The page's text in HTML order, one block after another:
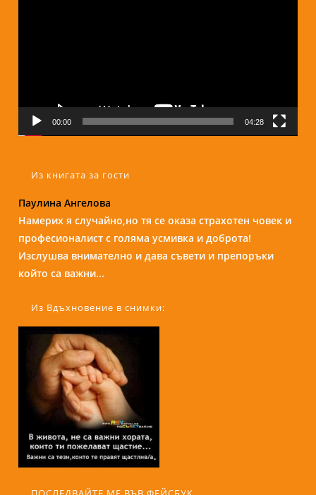
00:00 04:28
Из книгата за гости
Надежда Б.
Бори е изключителен човек и специалист. С
присъствието и усмивката си те кара да се чувстваш
спокойно и уютно сякаш си на кафе с приятелка....